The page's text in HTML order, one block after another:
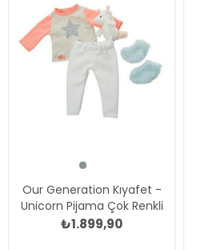
Our Generation Kıyafet -
Unicorn Pijama Çok Renkli
₺1.899,90